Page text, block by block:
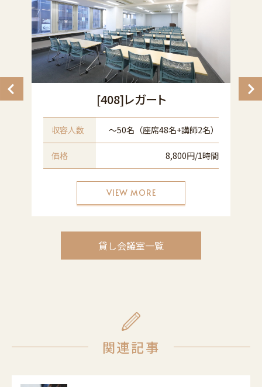
[408]レガート
収容人数 〜50名（座席48名+講師2名）
価格 8,800円/1時間
VIEW MORE
貸し会議室一覧
関連記事